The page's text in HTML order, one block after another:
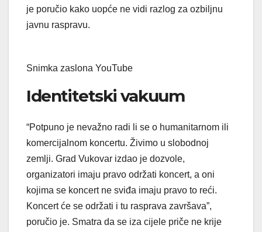
je poručio kako uopće ne vidi razlog za ozbiljnu
javnu raspravu.
Snimka zaslona YouTube
Identitetski vakuum
“Potpuno je nevažno radi li se o humanitarnom ili
komercijalnom koncertu. Živimo u slobodnoj
zemlji. Grad Vukovar izdao je dozvole,
organizatori imaju pravo održati koncert, a oni
kojima se koncert ne sviđa imaju pravo to reći.
Koncert će se održati i tu rasprava završava”,
poručio je. Smatra da se iza cijele priče ne krije